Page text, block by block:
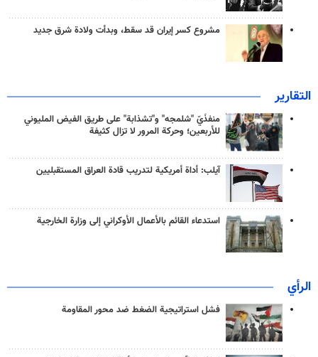
مشروع كسر إيران قد سقط، وبدأت ولادة شرق جديد
التقارير
منفذَيّ "شلمجه" و"تشذابة" على طريق الفيض المليوني
للأربعين؛ وحركة المرور لا تزال كثيفة
آيلب: أداة أمريكية لتدريب قادة العراق المستقبليين
استدعاء القائم بالأعمال الأوكراني إلى وزارة الخارجية
الرأي
فشل استراتيجية الضغط ضد محور المقاومة